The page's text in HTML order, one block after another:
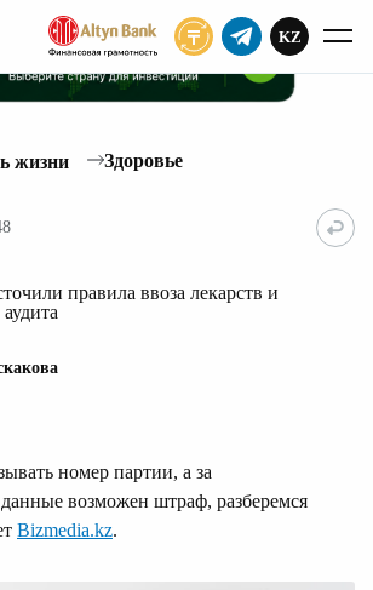
KZ
жизни Здоровье
правила ввоза лекарств и
номер партии, а за
возможен штраф, разберемся
Bizmedia.kz.